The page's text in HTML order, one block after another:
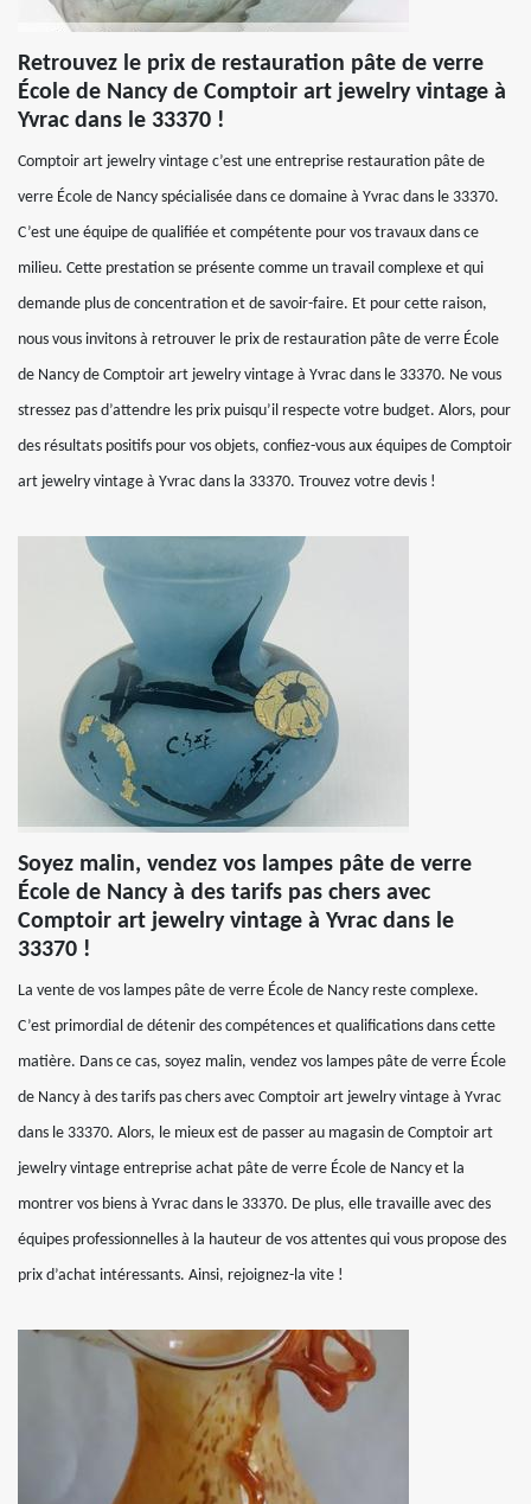
Retrouvez le prix de restauration pâte de verre
École de Nancy de Comptoir art jewelry vintage à
Yvrac dans le 33370 !
Comptoir art jewelry vintage c’est une entreprise restauration pâte de
verre École de Nancy spécialisée dans ce domaine à Yvrac dans le 33370.
C’est une équipe de qualifiée et compétente pour vos travaux dans ce
milieu. Cette prestation se présente comme un travail complexe et qui
demande plus de concentration et de savoir-faire. Et pour cette raison,
nous vous invitons à retrouver le prix de restauration pâte de verre École
de Nancy de Comptoir art jewelry vintage à Yvrac dans le 33370. Ne vous
stressez pas d’attendre les prix puisqu’il respecte votre budget. Alors, pour
des résultats positifs pour vos objets, confiez-vous aux équipes de Comptoir
art jewelry vintage à Yvrac dans la 33370. Trouvez votre devis !
Soyez malin, vendez vos lampes pâte de verre
École de Nancy à des tarifs pas chers avec
Comptoir art jewelry vintage à Yvrac dans le
33370 !
La vente de vos lampes pâte de verre École de Nancy reste complexe.
C’est primordial de détenir des compétences et qualifications dans cette
matière. Dans ce cas, soyez malin, vendez vos lampes pâte de verre École
de Nancy à des tarifs pas chers avec Comptoir art jewelry vintage à Yvrac
dans le 33370. Alors, le mieux est de passer au magasin de Comptoir art
jewelry vintage entreprise achat pâte de verre École de Nancy et la
montrer vos biens à Yvrac dans le 33370. De plus, elle travaille avec des
équipes professionnelles à la hauteur de vos attentes qui vous propose des
prix d’achat intéressants. Ainsi, rejoignez-la vite !